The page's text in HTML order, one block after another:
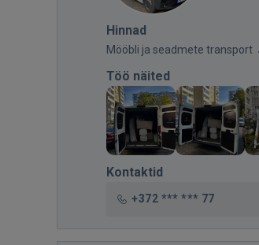
Hinnad
Mööbli ja seadmete transport
Töö näited
Kontaktid
+372 *** *** 77